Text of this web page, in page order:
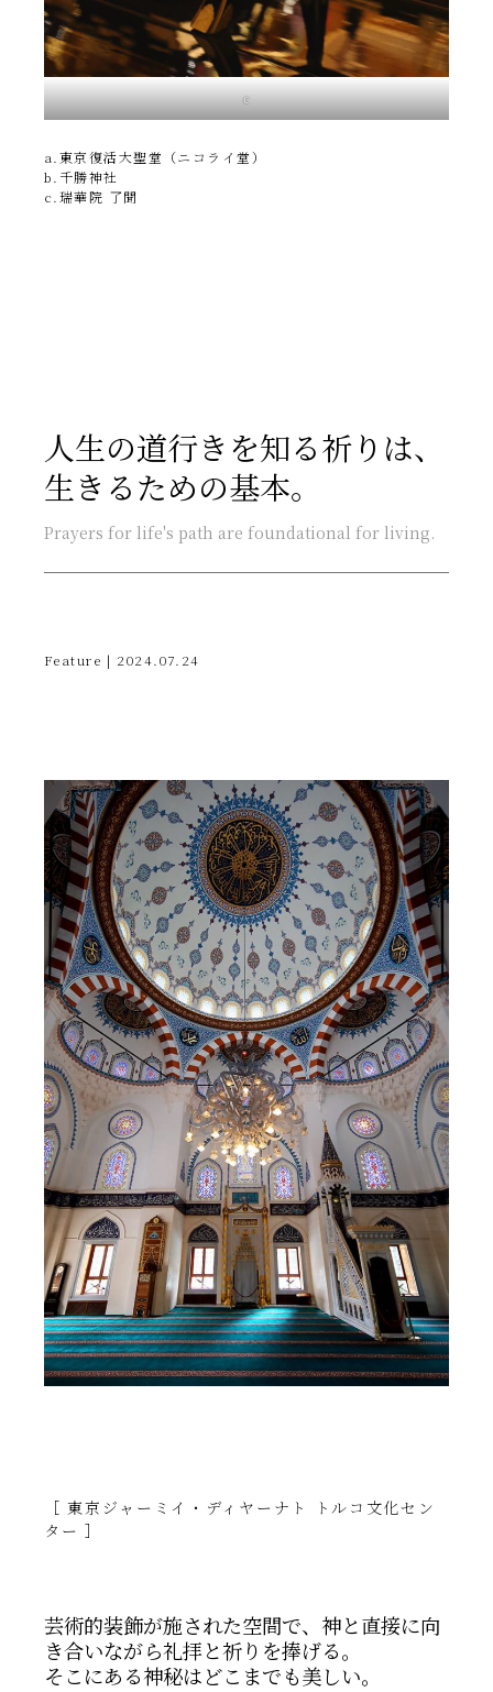
c
a.東京復活大聖堂（ニコライ堂）
b.千勝神社
c.瑞華院 了聞
人生の道行きを知る祈りは、
生きるための基本。
Prayers for life's path are foundational for living.
Feature | 2024.07.24
［ 東京ジャーミイ・ディヤーナト トルコ文化セン
ター ］
芸術的装飾が施された空間で、神と直接に向
き合いながら礼拝と祈りを捧げる。
そこにある神秘はどこまでも美しい。